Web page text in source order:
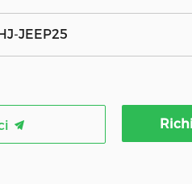
JEEP25